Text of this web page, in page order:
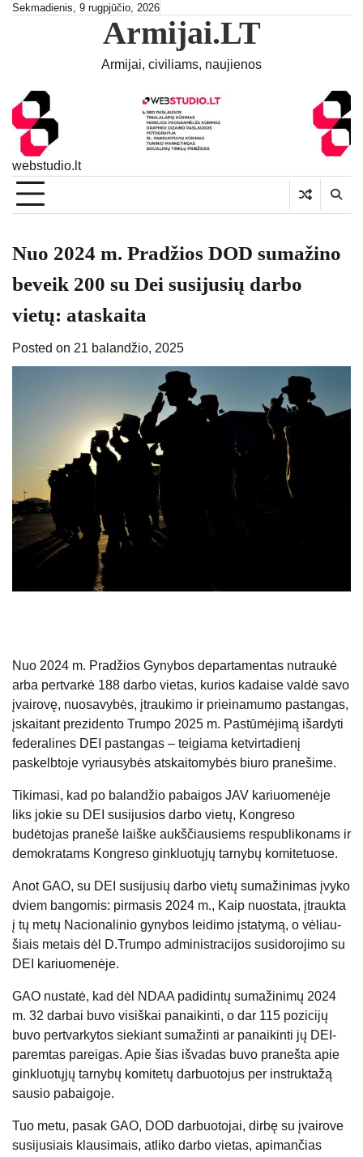
SkipSekmadienis, 9 rugpjūčio, 2026
Armijai.LT
Armijai, civiliams, naujienos
webstudio.lt
Nuo 2024 m. Pradžios DOD sumažino
beveik 200 su Dei susijusių darbo
vietų: ataskaita
Posted on 21 balandžio, 2025
Nuo 2024 m. Pradžios Gynybos departamentas nutraukė
arba pertvarkė 188 darbo vietas, kurios kadaise valdė savo
įvairovę, nuosavybės, įtraukimo ir prieinamumo pastangas,
įskaitant prezidento Trumpo 2025 m. Pastūmėjimą išardyti
federalines DEI pastangas – teigiama ketvirtadienį
paskelbtoje vyriausybės atskaitomybės biuro pranešime.
Tikimasi, kad po balandžio pabaigos JAV kariuomenėje
liks jokie su DEI susijusios darbo vietų, Kongreso
budėtojas pranešė laiške aukščiausiems respublikonams ir
demokratams Kongreso ginkluotųjų tarnybų komitetuose.
Anot GAO, su DEI susijusių darbo vietų sumažinimas įvyko
dviem bangomis: pirmasis 2024 m., Kaip nuostata, įtraukta
į tų metų Nacionalinio gynybos leidimo įstatymą, o vėliau-
šiais metais dėl D.Trumpo administracijos susidorojimo su
DEI kariuomenėje.
GAO nustatė, kad dėl NDAA padidintų sumažinimų 2024
m. 32 darbai buvo visiškai panaikinti, o dar 115 pozicijų
buvo pertvarkytos siekiant sumažinti ar panaikinti jų DEI-
paremtas pareigas. Apie šias išvadas buvo pranešta apie
ginkluotųjų tarnybų komitetų darbuotojus per instruktažą
sausio pabaigoje.
Tuo metu, pasak GAO, DOD darbuotojai, dirbę su įvairove
susijusiais klausimais, atliko darbo vietas, apimančias